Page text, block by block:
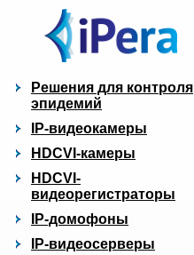
Решения для контроля
эпидемий
IP-видеокамеры
HDCVI-камеры
HDCVI-
видеорегистраторы
IP-домофоны
IP-видеосерверы